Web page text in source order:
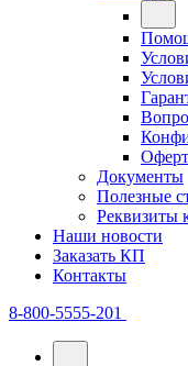
Документы
Полезные
Реквизиты
Наши новости
Заказать КП
Контакты
8-800-5555-201